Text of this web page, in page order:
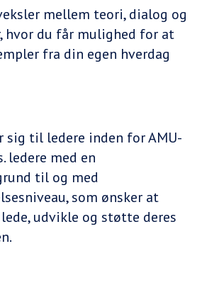
mellem teori, dialog og
hvor du får mulighed for at
fra din egen hverdag
sig til ledere inden for AMU-
ledere med en
til og med
som ønsker at
udvikle og støtte deres